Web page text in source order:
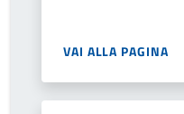
VAI ALLA PAGINA